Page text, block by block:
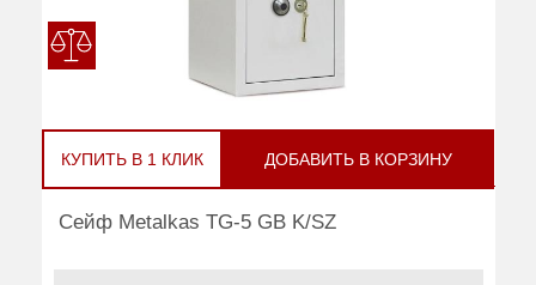
КУПИТЬ В 1 КЛИК ДОБАВИТЬ В КОРЗИНУ
Сейф Metalkas TG-5 GB K/SZ